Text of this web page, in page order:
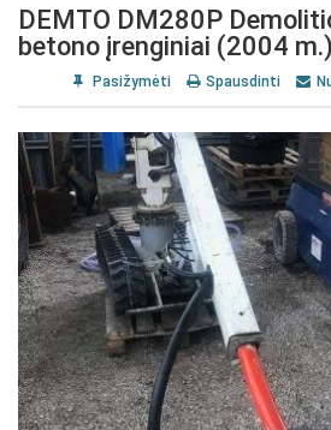
DEMTO DM280P
betono įrenginiai (2004 m.)
Pasižymėti Spausdinti